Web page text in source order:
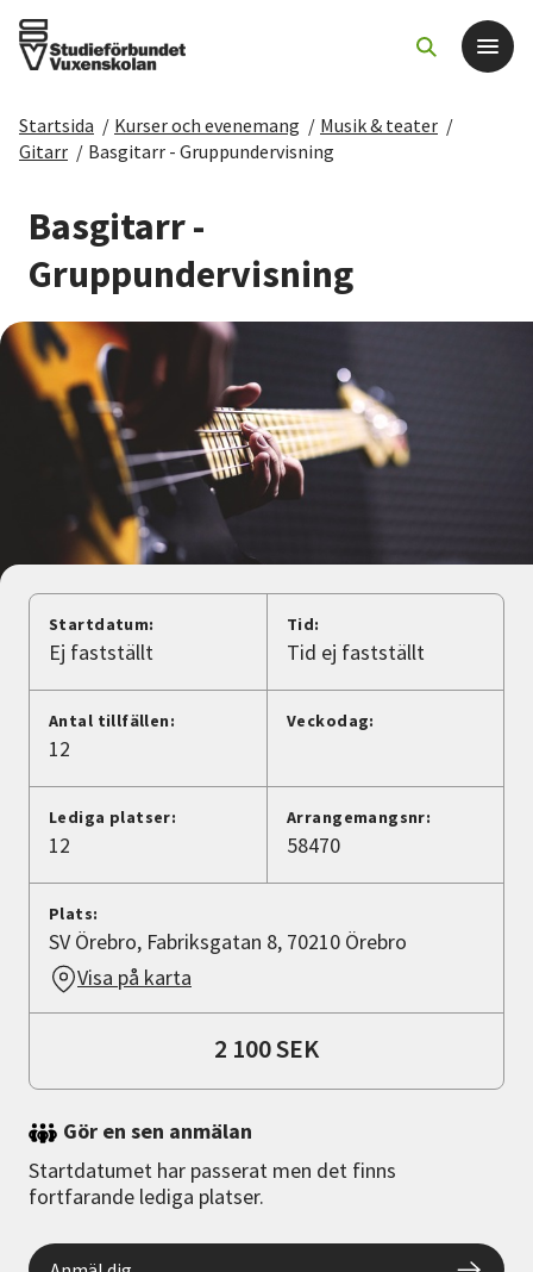
Det här gör vi
För dig som
Sök kurser och evenemang
Om SV
Starta studiecirkel
Cirkelledare
Nyheter
Avdelningar
Lyssna
Startsida / Kurser och evenemang / Musik & teater /
Gitarr / Basgitarr - Gruppundervisning
Basgitarr -
Gruppundervisning
Startdatum:
Ej fastställt
Tid:
Tid ej fastställt
Antal tillfällen:
12
Veckodag:
Lediga platser:
12
Arrangemangsnr:
58470
Plats:
SV Örebro, Fabriksgatan 8, 70210 Örebro
Visa på karta
2 100 SEK
Gör en sen anmälan
Startdatumet har passerat men det finns
fortfarande lediga platser.